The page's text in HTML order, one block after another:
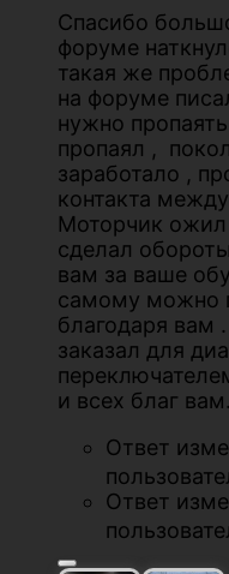
Спасибо
форуме
такая же
на форуме
нужно
пропаял ,
заработало ,
контакта
Моторчик
сделал
вам за ваше
самому можно
благодаря вам
заказал для
и всех благ вам.
Ответ
Ответ